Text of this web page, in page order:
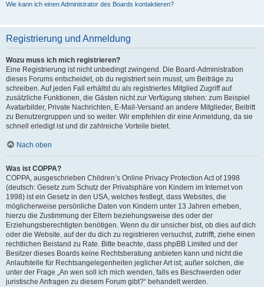
Wie kann ich einen Administrator des Boards kontaktieren?
Registrierung und Anmeldung
Wozu muss ich mich registrieren?
Eine Registrierung ist nicht unbedingt zwingend. Die Board-Administration
dieses Forums entscheidet, ob du registriert sein musst, um Beiträge zu
schreiben. Auf jeden Fall erhältst du als registriertes Mitglied Zugriff auf
zusätzliche Funktionen, die Gästen nicht zur Verfügung stehen: zum Beispiel
Avatarbilder, Private Nachrichten, E-Mail-Versand an andere Mitglieder, Beitritt
zu Benutzergruppen und so weiter. Wir empfehlen dir eine Anmeldung, da sie
schnell erledigt ist und dir zahlreiche Vorteile bietet.
Nach oben
Was ist COPPA?
COPPA, ausgeschrieben Children’s Online Privacy Protection Act of 1998
(deutsch: Gesetz zum Schutz der Privatsphäre von Kindern im Internet von
1998) ist ein Gesetz in den USA, welches festlegt, dass Websites, die
möglicherweise persönliche Daten von Kindern unter 13 Jahren erheben,
hierzu die Zustimmung der Eltern beziehungsweise des oder der
Erziehungsberechtigten benötigen. Wenn du dir unsicher bist, ob dies auf dich
oder die Website, auf der du dich zu registrieren versuchst, zutrifft, ziehe einen
rechtlichen Beistand zu Rate. Bitte beachte, dass phpBB Limited und der
Besitzer dieses Boards keine Rechtsberatung anbieten kann und nicht die
Anlaufstelle für Rechtsangelegenheiten jeglicher Art ist; außer solchen, die
unter der Frage „An wen soll ich mich wenden, falls es Beschwerden oder
juristische Anfragen zu diesem Forum gibt?“ behandelt werden.